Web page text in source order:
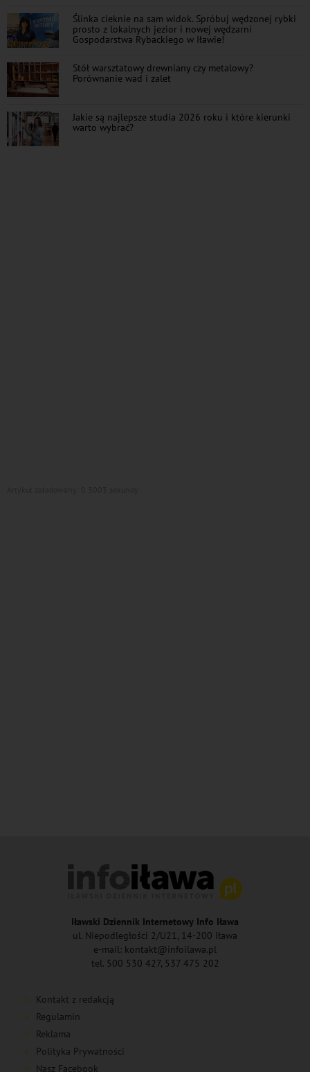
Ślinka cieknie na sam widok. Spróbuj wędzonej rybki
prosto z lokalnych jezior i nowej wędzarni
Gospodarstwa Rybackiego w Iławie!
Stół warsztatowy drewniany czy metalowy?
Porównanie wad i zalet
Jakie są najlepsze studia 2026 roku i które kierunki
warto wybrać?
Iławski Dziennik Internetowy Info Iława
ul. Niepodległości 2/U21, 14-200 Iława
e-mail: kontakt@infoilawa.pl
tel. 500 530 427, 537 475 202
Kontakt z redakcją
Regulamin
Reklama
Polityka Prywatności
Nasz Facebook